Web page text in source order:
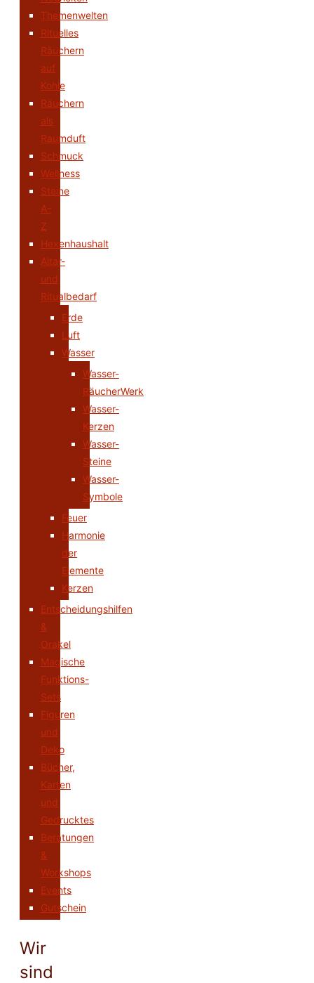
Themenwelten
Rituelles
Räuchern
auf
Kohle
Räuchern
als
Raumduft
Schmuck
Wellness
Steine
A-
Z
Hexenhaushalt
Altar-
und
Ritualbedarf
Erde
Luft
Wasser
Wasser-
RäucherWerk
Wasser-
Kerzen
Wasser-
Steine
Wasser-
Symbole
Feuer
Harmonie
der
Elemente
Kerzen
Entscheidungshilfen
&
Orakel
Magische
Funktions-
Sets
Figuren
und
Deko
Bücher,
Karten
und
Gedrucktes
Beratungen
&
Workshops
Events
Gutschein
Wir
sind